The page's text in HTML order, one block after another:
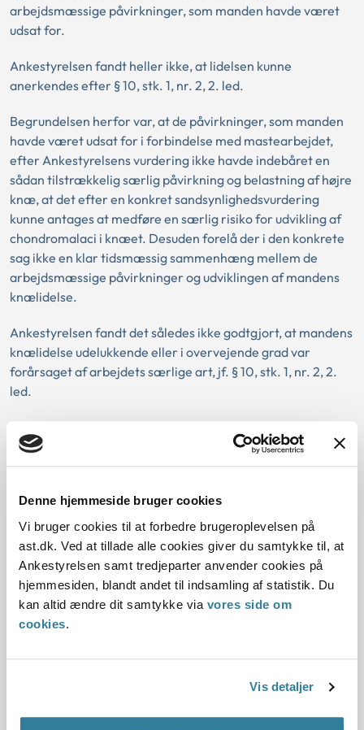
Denne hjemmeside bruger cookies
Vi bruger cookies til at forbedre brugeroplevelsen på
ast.dk. Ved at tillade alle cookies giver du samtykke til, at
Ankestyrelsen samt tredjeparter anvender cookies på
hjemmesiden, blandt andet til indsamling af statistik. Du
kan altid ændre dit samtykke via vores side om
cookies.
Vis detaljer
arbejdsmæssige påvirkninger, som manden havde været
udsat for.
Ankestyrelsen fandt heller ikke, at lidelsen kunne
anerkendes efter § 10, stk. 1, nr. 2, 2. led.
Begrundelsen herfor var, at de påvirkninger, som manden
havde været udsat for i forbindelse med mastearbejdet,
efter Ankestyrelsens vurdering ikke havde indebåret en
sådan tilstrækkelig særlig påvirkning og belastning af højre
knæ, at det efter en konkret sandsynlighedsvurdering
kunne antages at medføre en særlig risiko for udvikling af
chondromalaci i knæet. Desuden forelå der i den konkrete
sag ikke en klar tidsmæssig sammenhæng mellem de
arbejdsmæssige påvirkninger og udviklingen af mandens
knælidelse.
Ankestyrelsen fandt det således ikke godtgjort, at mandens
knælidelse udelukkende eller i overvejende grad var
forårsaget af arbejdets særlige art, jf. § 10, stk. 1, nr. 2, 2.
led.
Love:
Sagsfremstilling:
Afgørelse: